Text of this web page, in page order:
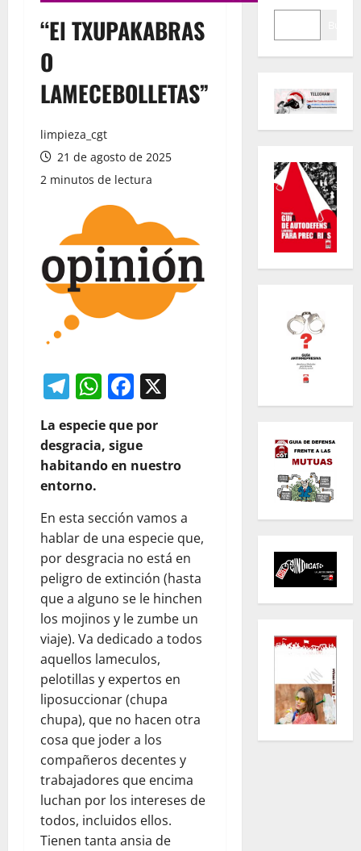
“El TXUPAKABRAS
O
LAMECEBOLLETAS”
limpieza_cgt
21 de agosto de 2025
2 minutos de lectura
Telegram
WhatsApp
Facebook
La especie que por
desgracia, sigue
habitando en nuestro
entorno.
En esta sección vamos a
hablar de una especie que,
por desgracia no está en
peligro de extinción (hasta
que a alguno se le hinchen
los mojinos y le zumbe un
viaje). Va dedicado a todos
aquellos lameculos,
pelotillas y expertos en
liposuccionar (chupa
chupa), que no hacen otra
cosa que joder a los
compañeros decentes y
trabajadores que encima
luchan por los intereses de
todos, incluidos ellos.
Tienen tanta ansia de